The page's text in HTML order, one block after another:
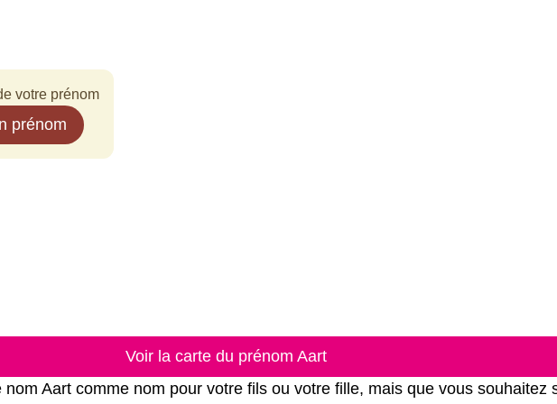
votre prénom
prénom
Voir la carte du prénom Aart
nom Aart comme nom pour votre fils ou votre fille, mais que vous souhaitez